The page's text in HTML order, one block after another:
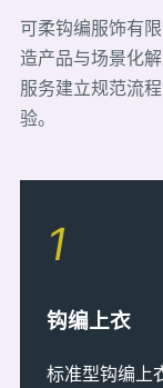
可柔钩编服饰有
造产品与场景化
服务建立规范流
验。
1
钩编上衣
标准型钩编上